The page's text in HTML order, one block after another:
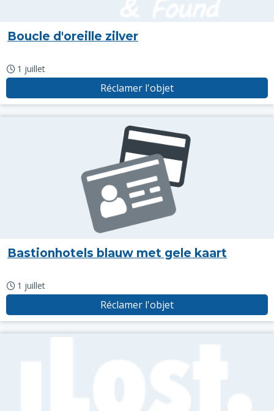
Boucle d'oreille zilver
1 juillet
Réclamer l'objet
Bastionhotels blauw met gele kaart
1 juillet
Réclamer l'objet